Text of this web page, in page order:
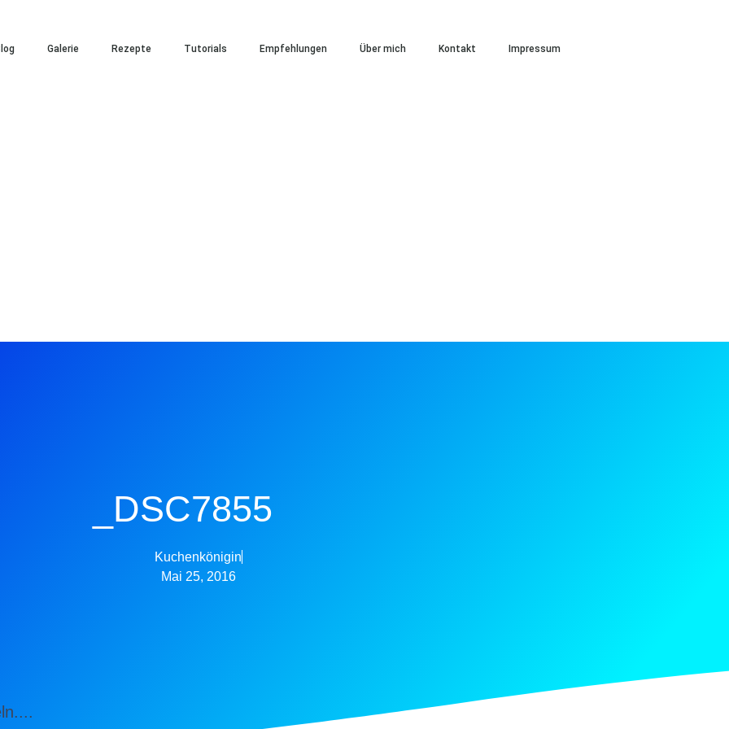
Galerie Rezepte Tutorials Empfehlungen Über mich Kontakt Impressum
_DSC7855
Kuchenkönigin
Mai 25, 2016